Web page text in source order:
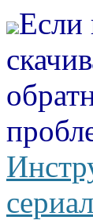
Если